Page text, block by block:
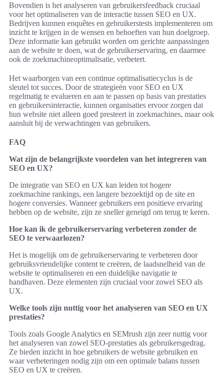
Bovendien is het analyseren van gebruikersfeedback cruciaal
voor het optimaliseren van de interactie tussen SEO en UX.
Bedrijven kunnen enquêtes en gebruikerstests implementeren om
inzicht te krijgen in de wensen en behoeften van hun doelgroep.
Deze informatie kan gebruikt worden om gerichte aanpassingen
aan de website te doen, wat de gebruikerservaring, en daarmee
ook de zoekmachineoptimalisatie, verbetert.
Het waarborgen van een continue optimalisatiecyclus is de
sleutel tot succes. Door de strategieën voor SEO en UX
regelmatig te evalueren en aan te passen op basis van prestaties
en gebruikersinteractie, kunnen organisaties ervoor zorgen dat
hun website niet alleen goed presteert in zoekmachines, maar ook
aansluit bij de verwachtingen van gebruikers.
FAQ
Wat zijn de belangrijkste voordelen van het integreren van
SEO en UX?
De integratie van SEO en UX kan leiden tot hogere
zoekmachine rankings, een langere bezoektijd op de site en
hogere conversies. Wanneer gebruikers een positieve ervaring
hebben op de website, zijn ze sneller geneigd om terug te keren.
Hoe kan ik de gebruikerservaring verbeteren zonder de
SEO te verwaarlozen?
Het is mogelijk om de gebruikerservaring te verbeteren door
gebruiksvriendelijke content te creëren, de laadsnelheid van de
website te optimaliseren en een duidelijke navigatie te
handhaven. Deze elementen zijn cruciaal voor zowel SEO als
UX.
Welke tools zijn nuttig voor het analyseren van SEO en UX
prestaties?
Tools zoals Google Analytics en SEMrush zijn zeer nuttig voor
het analyseren van zowel SEO-prestaties als gebruikersgedrag.
Ze bieden inzicht in hoe gebruikers de website gebruiken en
waar verbeteringen nodig zijn om een optimale balans tussen
SEO en UX te creëren.